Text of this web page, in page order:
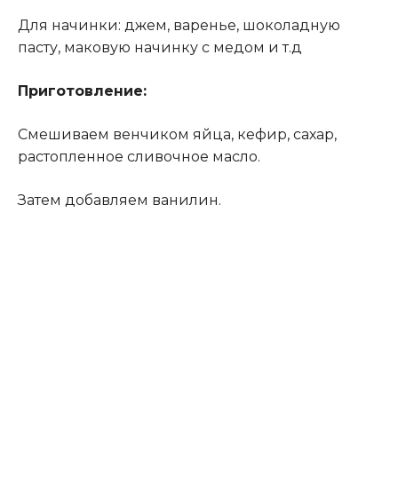
Для начинки: джем, варенье, шоколадную
пасту, маковую начинку с медом и т.д
Приготовление:
Смешиваем венчиком яйца, кефир, сахар,
растопленное сливочное масло.
Затем добавляем ванилин.